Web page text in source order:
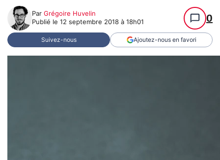
Par Grégoire Huvelin
Publié le 12 septembre 2018 à 18h01 0
Suivez-nous Ajoutez-nous en favori